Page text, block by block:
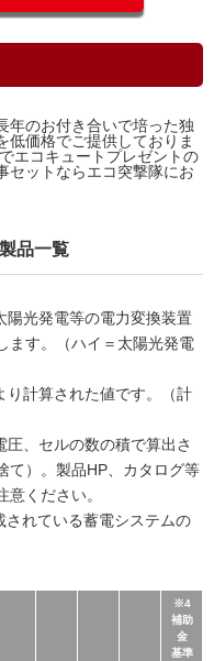
年のお付き合いで培った独
低価格でご提供しておりま
エコキュートプレゼントの
セットならエコ突撃隊にお
品一覧
光発電等の電力変換装置
ます。（ハイ＝太陽光発電
計算された値です。（計
、セルの数の積で算出さ
て）。製品HP、カタログ等
ください。
れている蓄電システムの
※4
補助
金
基準